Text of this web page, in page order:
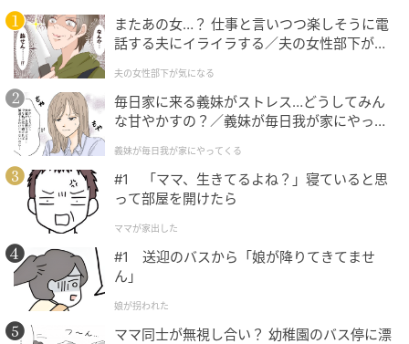
ンタメへと昇華させるパロディ文化の真髄を楽しそう
に語る姿に、スタジオは大きな笑いに包まれました。
スマホでサクッと見られる時代だからこそ…
話題は、現代の業界が抱える構造的な変化へ。松尾さ
んは「もう右肩上がりの時代ではなく、数値的には横
ばい」と業界のリアルな現状に切り込みます。コロナ
禍を機にショップから配信へと完全に客層が移行した
ことでユーザーが若返り、かつて一世を風靡したギャ
ルやダークな世界観といったトレンドが、何周か回っ
て若者たちに“新鮮なもの”として再ヒットしているとい
う興味深いパラドックスを指摘。
またあの女…？ 仕事と言いつつ楽しそうに電
話する夫にイライラする／夫の女性部下が気
夫の女性部下が気になる
毎日家に来る義妹がストレス…どうしてみん
な甘やかすの？／義妹が毎日我が家にやって
が】
義妹が毎日我が家にやってくる
#1 「ママ、生きてるよね？」寝ていると思
って部屋を開けたら
ママが家出した
#1 送迎のバスから「娘が降りてきてませ
ん」
娘が拐われた
ママ同士が無視し合い？ 幼稚園のバス停に漂